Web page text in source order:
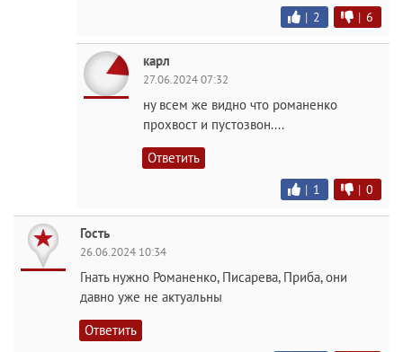
| 2 | 6
карл
27.06.2024 07:32
ну всем же видно что романенко
прохвост и пустозвон....
Ответить
| 1 | 0
Гость
26.06.2024 10:34
Гнать нужно Романенко, Писарева, Приба, они
давно уже не актуальны
Ответить